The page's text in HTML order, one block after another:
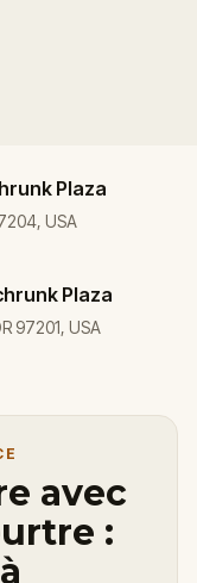
Plaza
USA
Plaza
97201, USA
avec
: